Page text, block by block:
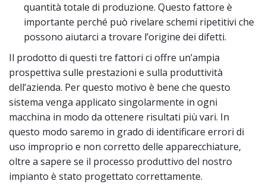
quantità totale di produzione. Questo fattore è
importante perché può rivelare schemi ripetitivi che
possono aiutarci a trovare l’origine dei difetti.
Il prodotto di questi tre fattori ci offre un’ampia
prospettiva sulle prestazioni e sulla produttività
dell’azienda. Per questo motivo è bene che questo
sistema venga applicato singolarmente in ogni
macchina in modo da ottenere risultati più vari. In
questo modo saremo in grado di identificare errori di
uso improprio e non corretto delle apparecchiature,
oltre a sapere se il processo produttivo del nostro
impianto è stato progettato correttamente.